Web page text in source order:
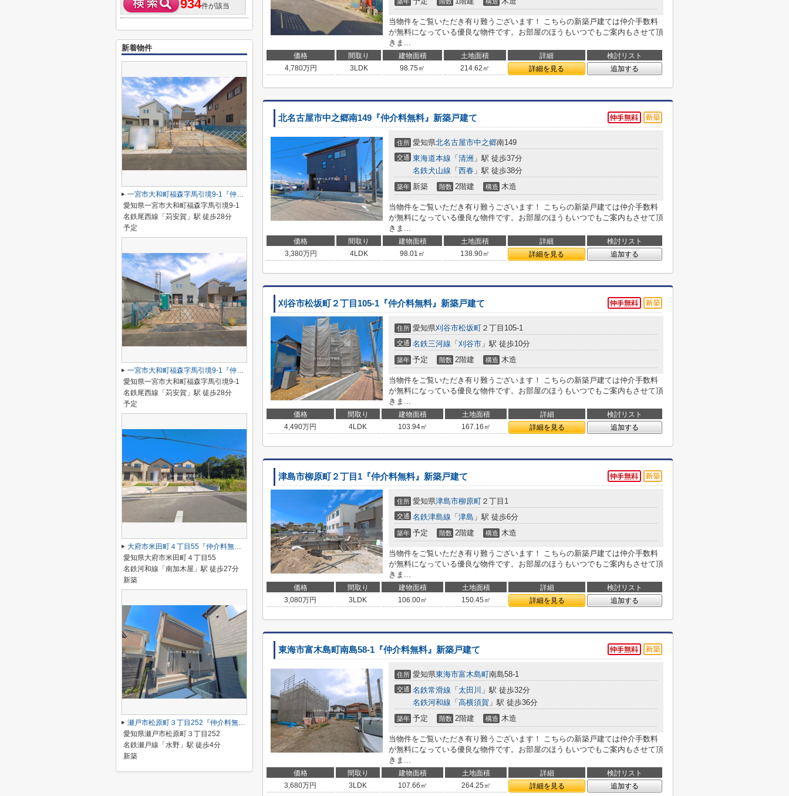
当物件をご覧いただき有り難うございます！ こちらの新築戸建ては仲介手数料
が無料になっている優良な物件です。お部屋のほうもいつでもご案内もさせて頂
きま...
価格 間取り 建物面積 土地面積 詳細
検討リスト
4,780万円 3LDK 98.75㎡ 214.62㎡ 詳細を見る 追加する
北名古屋市中之郷南149『仲介料無料』新築戸建て
住所 愛知県北名古屋市中之郷南149
交通 東海道本線 「 清洲 」駅 徒歩37分
名鉄犬山線 「 西春 」駅 徒歩38分
築年 新築 階数 2階建 構造 木造
当物件をご覧いただき有り難うございます！ こちらの新築戸建ては仲介手数料
が無料になっている優良な物件です。お部屋のほうもいつでもご案内もさせて頂
きま...
価格 間取り 建物面積 土地面積 詳細
検討リスト
3,380万円 4LDK 98.01㎡ 138.90㎡ 詳細を見る 追加する
刈谷市松坂町２丁目105-1『仲介料無料』新築戸建て
住所 愛知県刈谷市松坂町 ２丁目105-1
交通 名鉄三河線 「 刈谷市 」駅 徒歩10分
築年 予定 階数 2階建 構造 木造
当物件をご覧いただき有り難うございます！ こちらの新築戸建ては仲介手数料
が無料になっている優良な物件です。お部屋のほうもいつでもご案内もさせて頂
きま...
価格 間取り 建物面積 土地面積 詳細
検討リスト
4,490万円 4LDK 103.94㎡ 167.16㎡ 詳細を見る 追加する
津島市柳原町２丁目1『仲介料無料』新築戸建て
住所 愛知県津島市柳原町 ２丁目1
交通 名鉄津島線 「 津島 」駅 徒歩6分
築年 予定 階数 2階建 構造 木造
当物件をご覧いただき有り難うございます！ こちらの新築戸建ては仲介手数料
が無料になっている優良な物件です。お部屋のほうもいつでもご案内もさせて頂
きま...
価格 間取り 建物面積 土地面積 詳細
検討リスト
3,080万円 3LDK 106.00㎡ 150.45㎡ 詳細を見る 追加する
東海市富木島町南島58-1『仲介料無料』新築戸建て
住所 愛知県東海市富木島町南島58-1
交通 名鉄常滑線 「 太田川 」駅 徒歩32分
名鉄河和線 「 高横須賀 」駅 徒歩36分
築年 予定 階数 2階建 構造 木造
当物件をご覧いただき有り難うございます！ こちらの新築戸建ては仲介手数料
が無料になっている優良な物件です。お部屋のほうもいつでもご案内もさせて頂
きま...
価格 間取り 建物面積 土地面積 詳細
検討リスト
3,680万円 3LDK 107.66㎡ 264.25㎡ 詳細を見る 追加する
934件が該当
新着物件
一宮市大和町福森字馬引境9-1『仲介料無料』新築戸建て
愛知県一宮市大和町福森字馬引境9-1
名鉄尾西線「苅安賀」駅 徒歩28分
予定
一宮市大和町福森字馬引境9-1『仲介料無料』新築戸建て
愛知県一宮市大和町福森字馬引境9-1
名鉄尾西線「苅安賀」駅 徒歩28分
予定
大府市米田町４丁目55『仲介料無料』新築戸建て
愛知県大府市米田町４丁目55
名鉄河和線「南加木屋」駅 徒歩27分
新築
瀬戸市松原町３丁目252『仲介料無料』新築戸建て
愛知県瀬戸市松原町３丁目252
名鉄瀬戸線「水野」駅 徒歩4分
新築